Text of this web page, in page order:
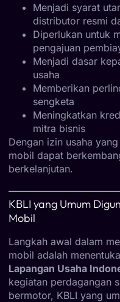
Menjadi syarat
distributor resmi
Diperlukan untuk
pengajuan
Menjadi dasar
usaha
Memberikan
sengketa
Meningkatkan
mitra bisnis
Dengan izin usaha
mobil dapat
berkelanjutan.
KBLI yang Umum
Mobil
Langkah awal dalam
mobil adalah
Lapangan Usaha
kegiatan perdagangan
bermotor, KBLI yang